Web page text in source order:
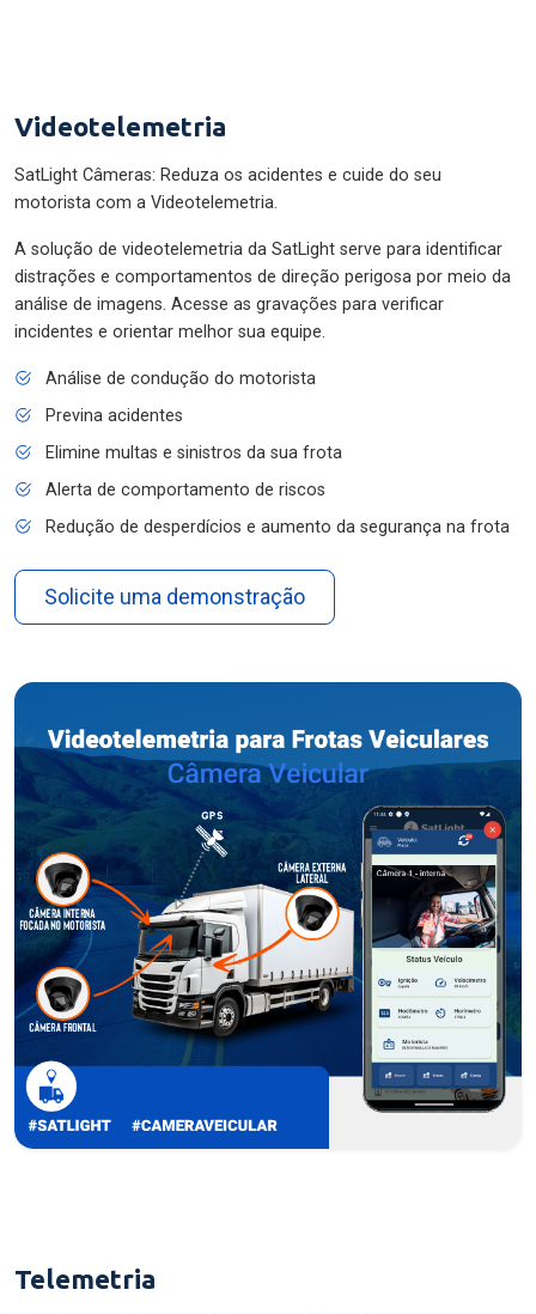
Videotelemetria
SatLight Câmeras: Reduza os acidentes e cuide do seu
motorista com a Videotelemetria.
A solução de videotelemetria da SatLight serve para identificar
distrações e comportamentos de direção perigosa por meio da
análise de imagens. Acesse as gravações para verificar
incidentes e orientar melhor sua equipe.
Análise de condução do motorista
Previna acidentes
Elimine multas e sinistros da sua frota
Alerta de comportamento de riscos
Redução de desperdícios e aumento da segurança na frota
Solicite uma demonstração
Telemetria